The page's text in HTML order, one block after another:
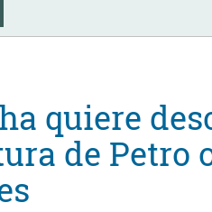
quiere
de Petro